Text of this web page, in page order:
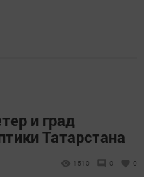
и град
Татарстана
1510 0 0